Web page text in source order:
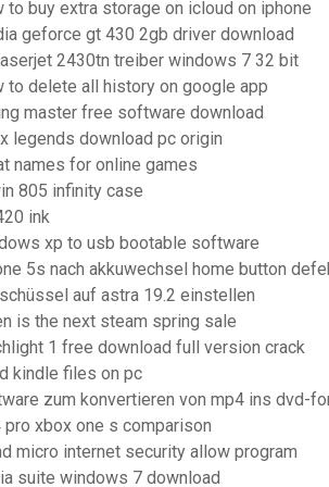
to buy extra storage on icloud on iphone
geforce gt 430 2gb driver download
2430tn treiber windows 7 32 bit
to delete all history on google app
master free software download
legends download pc origin
names for online games
805 infinity case
ink
xp to usb bootable software
5s nach akkuwechsel home button
auf astra 19.2 einstellen
is the next steam spring sale
1 free download full version crack
kindle files on pc
zum konvertieren von mp4 ins dvd-
pro xbox one s comparison
micro internet security allow program
suite windows 7 download